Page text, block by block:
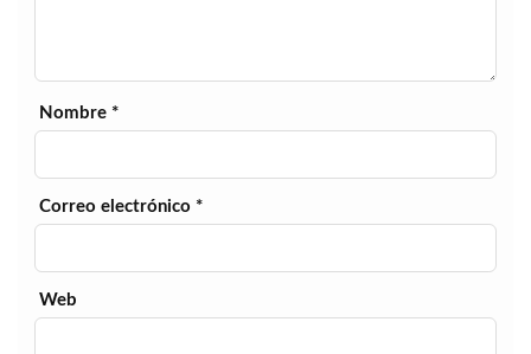
Nombre *
Correo electrónico *
Web